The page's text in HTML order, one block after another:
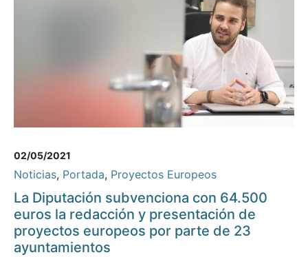
02/05/2021
Noticias, Portada, Proyectos Europeos
La Diputación subvenciona con 64.500
euros la redacción y presentación de
proyectos europeos por parte de 23
ayuntamientos